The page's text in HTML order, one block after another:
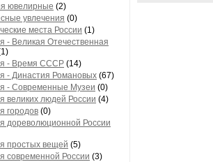
ювелирные (2)
увлечения (0)
места России (1)
- Великая Отечественная
- Время СССР (14)
- Династия Романовых (67)
- Современные Музеи (0)
великих людей России (4)
городов (0)
дореволюционной России
простых вещей (5)
современной России (3)